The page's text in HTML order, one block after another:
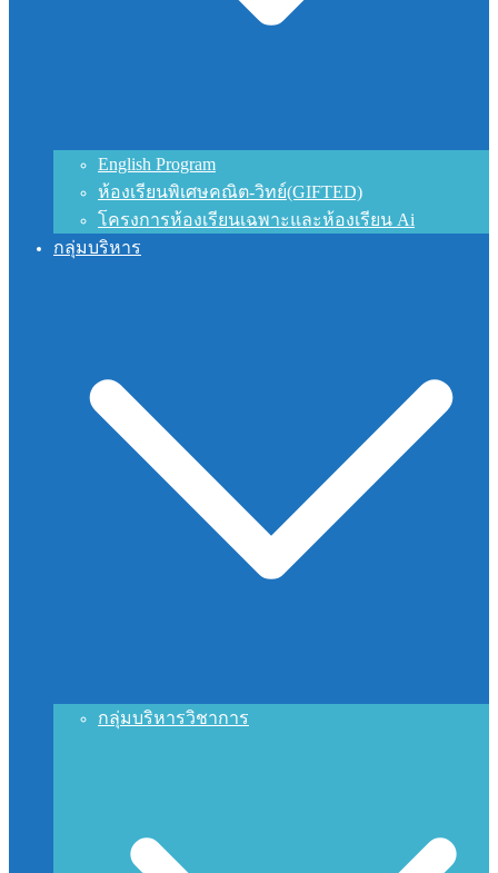
English Program
ห้องเรียนพิเศษคณิต-วิทย์(GIFTED)
โครงการห้องเรียนเฉพาะและห้องเรียน Ai
กลุ่มบริหาร
กลุ่มบริหารวิชาการ